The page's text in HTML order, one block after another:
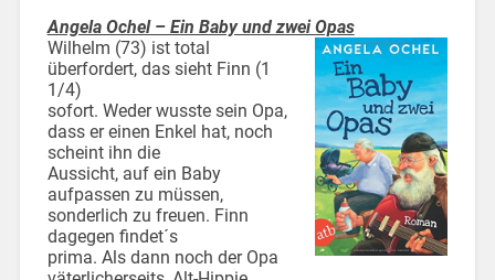
Angela Ochel – Ein Baby und zwei Opas
Wilhelm (73) ist total
überfordert, das sieht Finn (1
1/4)
sofort. Weder wusste sein Opa,
dass er einen Enkel hat, noch
scheint ihn die
Aussicht, auf ein Baby
aufpassen zu müssen,
sonderlich zu freuen. Finn
dagegen findet´s
prima. Als dann noch der Opa